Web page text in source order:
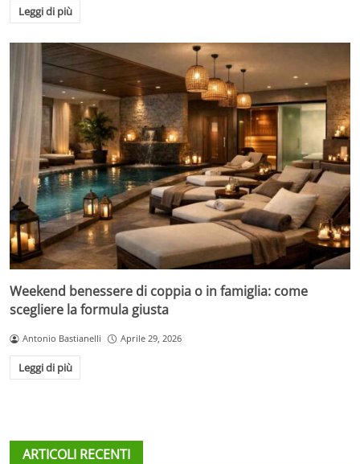
Leggi di più
Weekend benessere di coppia o in famiglia: come
scegliere la formula giusta
Antonio Bastianelli Aprile 29, 2026
Leggi di più
ARTICOLI RECENTI